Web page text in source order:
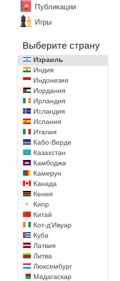
Публикации
Игры
Выберите страну
Доминика
Доминикана
Египет
Зимбабве
Израиль
Индия
Индонезия
Иордания
Ирландия
Исландия
Испания
Италия
Кабо-Верде
Казахстан
Камбоджа
Камерун
Канада
Кения
Кипр
Китай
Кот-д'Ивуар
Куба
Латвия
Литва
Люксембург
Мадагаскар